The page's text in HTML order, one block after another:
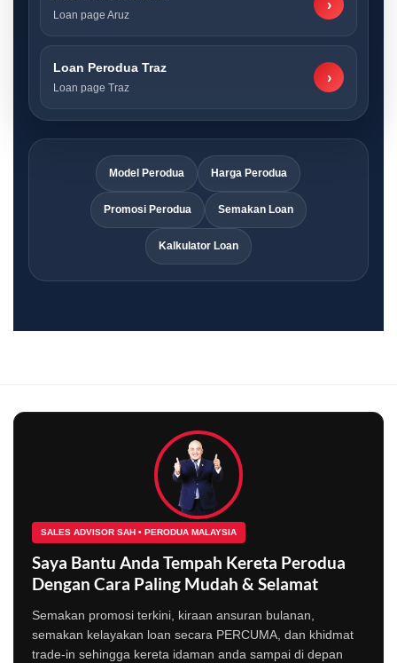
Loan page Aruz
›
Loan Perodua Traz
Loan page Traz
›
Model Perodua Harga Perodua
Promosi Perodua Semakan Loan
Kalkulator Loan
SALES ADVISOR SAH • PERODUA MALAYSIA
Saya Bantu Anda Tempah Kereta Perodua
Dengan Cara Paling Mudah & Selamat
Semakan promosi terkini, kiraan ansuran bulanan,
semakan kelayakan loan secara PERCUMA, dan khidmat
trade-in sehingga kereta idaman anda sampai di depan